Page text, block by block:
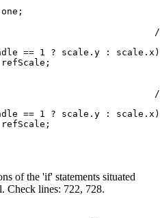
== 1 ? scale.y :
== 1 ? scale.y :
of the 'if' statements situated
Check lines: 722, 728.